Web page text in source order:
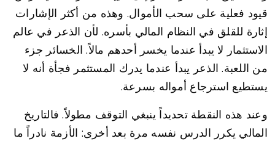
قيود فعلية على سحب الأموال. وهذه من أكثر الإشارات
إثارة للقلق في النظام المالي بأسره. لأن الذعر في عالم
الاستثمار لا يبدأ عندما يخسر أحدهم مالاً. الخسائر جزء
من اللعبة. الذعر يبدأ عندما يدرك المستثمر فجأة أنه لا
يستطيع استرجاع أمواله بسرعة.
وعند هذه النقطة تحديداً ينبغي التوقف مطولاً. فالتاريخ
المالي يكرر الدرس نفسه مرة بعد أخرى: الأزمة نادراً ما